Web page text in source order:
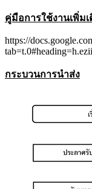
คู่มือการใช้งานเพิ่มเ
https://
กระบวนการนำส่ง